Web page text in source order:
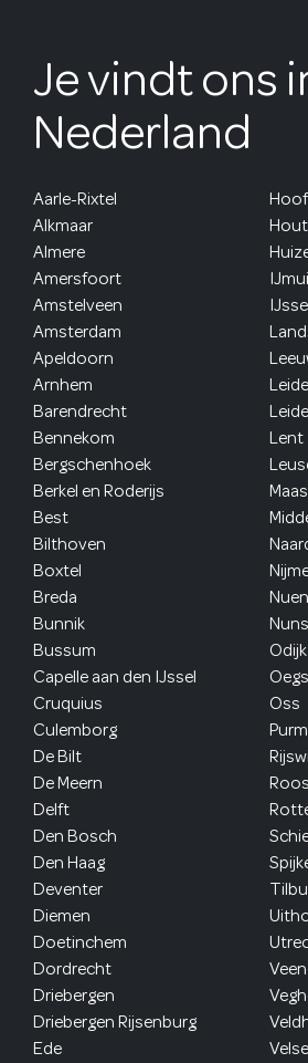
Je vindt ons
Nederland
Aarle-Rixtel
Alkmaar
Almere
Amersfoort
Amstelveen
Amsterdam
Apeldoorn
Arnhem
Barendrecht
Bennekom
Bergschenhoek
Berkel en Roderijs
Best
Bilthoven
Boxtel
Breda
Bunnik
Bussum
Capelle aan den IJssel
Cruquius
Culemborg
De Bilt
De Meern
Delft
Den Bosch
Den Haag
Deventer
Diemen
Doetinchem
Dordrecht
Driebergen
Driebergen Rijsenburg
Ede
Lent
Odijk
Oss